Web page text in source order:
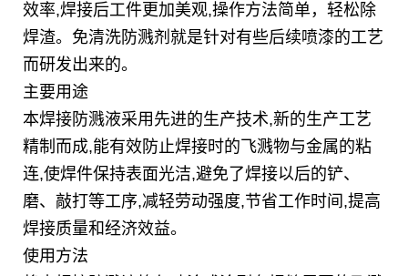
效率,焊接后工件更加美观,操作方法简单，轻松除
焊渣。免清洗防溅剂就是针对有些后续喷漆的工艺
而研发出来的。
主要用途
本焊接防溅液采用先进的生产技术,新的生产工艺
精制而成,能有效防止焊接时的飞溅物与金属的粘
连,使焊件保持表面光洁,避免了焊接以后的铲、
磨、敲打等工序,减轻劳动强度,节省工作时间,提高
焊接质量和经济效益。
使用方法